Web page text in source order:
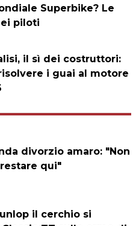
Superbike? Le
piloti
il sì dei costruttori:
i guai al motore
divorzio amaro: "Non
qui"
il cerchio si